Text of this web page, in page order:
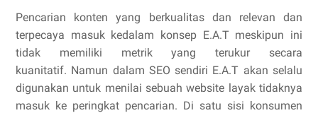
Pencarian konten yang berkualitas dan relevan dan
terpecaya masuk kedalam konsep E.A.T meskipun ini
tidak memiliki metrik yang terukur secara
kuanitatif. Namun dalam SEO sendiri E.A.T akan selalu
digunakan untuk menilai sebuah website layak tidaknya
masuk ke peringkat pencarian. Di satu sisi konsumen